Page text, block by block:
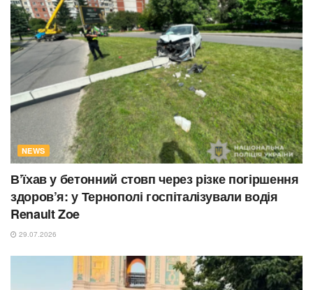
NEWS
В’їхав у бетонний стовп через різке погіршення
здоров’я: у Тернополі госпіталізували водія
Renault Zoe
29.07.2026